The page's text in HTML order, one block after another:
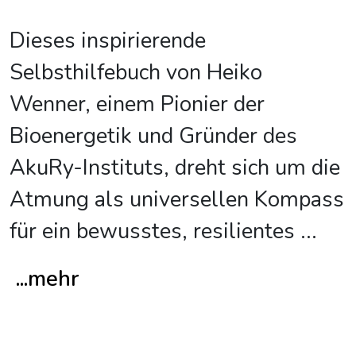
Dieses inspirierende
Selbsthilfebuch von Heiko
Wenner, einem Pionier der
Bioenergetik und Gründer des
AkuRy-Instituts, dreht sich um die
Atmung als universellen Kompass
für ein bewusstes, resilientes ...
...mehr